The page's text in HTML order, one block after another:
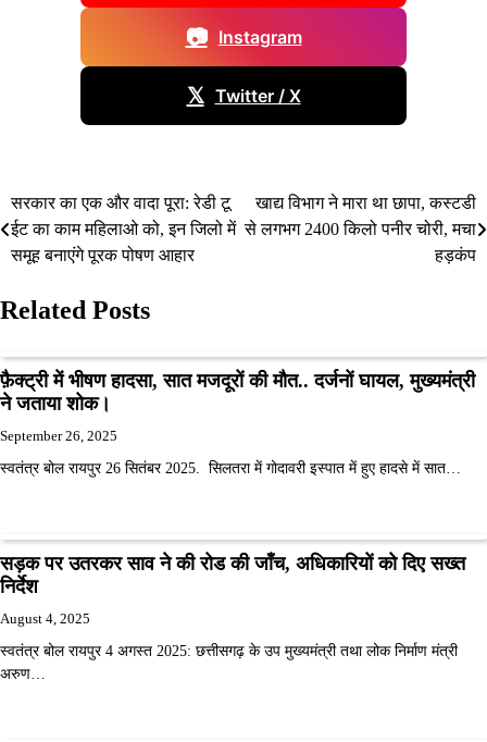
📷 Instagram
𝕏 Twitter / X
Post
navigation
सरकार का एक और वादा पूरा: रेडी टू
ईट का काम महिलाओ को, इन जिलो में
समूह बनाएंगे पूरक पोषण आहार
खाद्य विभाग ने मारा था छापा, कस्टडी
से लगभग 2400 किलो पनीर चोरी, मचा
हड़कंप
Related Posts
फ़ैक्ट्री में भीषण हादसा, सात मजदूरों की मौत.. दर्जनों घायल, मुख्यमंत्री
ने जताया शोक।
September 26, 2025
स्वतंत्र बोल रायपुर 26 सितंबर 2025. सिलतरा में गोदावरी इस्पात में हुए हादसे में सात…
सड़क पर उतरकर साव ने की रोड की जाँच, अधिकारियों को दिए सख्त
निर्देश
August 4, 2025
स्वतंत्र बोल रायपुर 4 अगस्त 2025: छत्तीसगढ़ के उप मुख्यमंत्री तथा लोक निर्माण मंत्री
अरुण…